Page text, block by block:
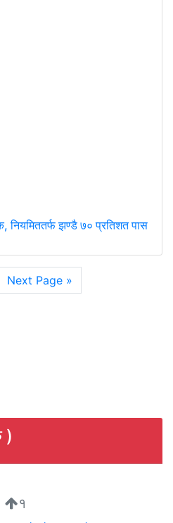
नियमिततर्फ झण्डै ७० प्रतिशत पास
Next Page »
)
१